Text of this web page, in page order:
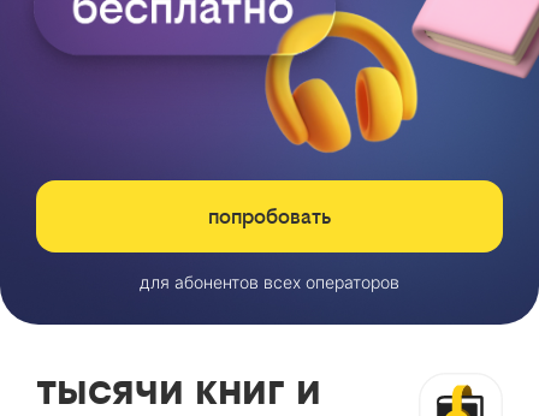
попробовать
для абонентов всех операторов
тысячи книг и